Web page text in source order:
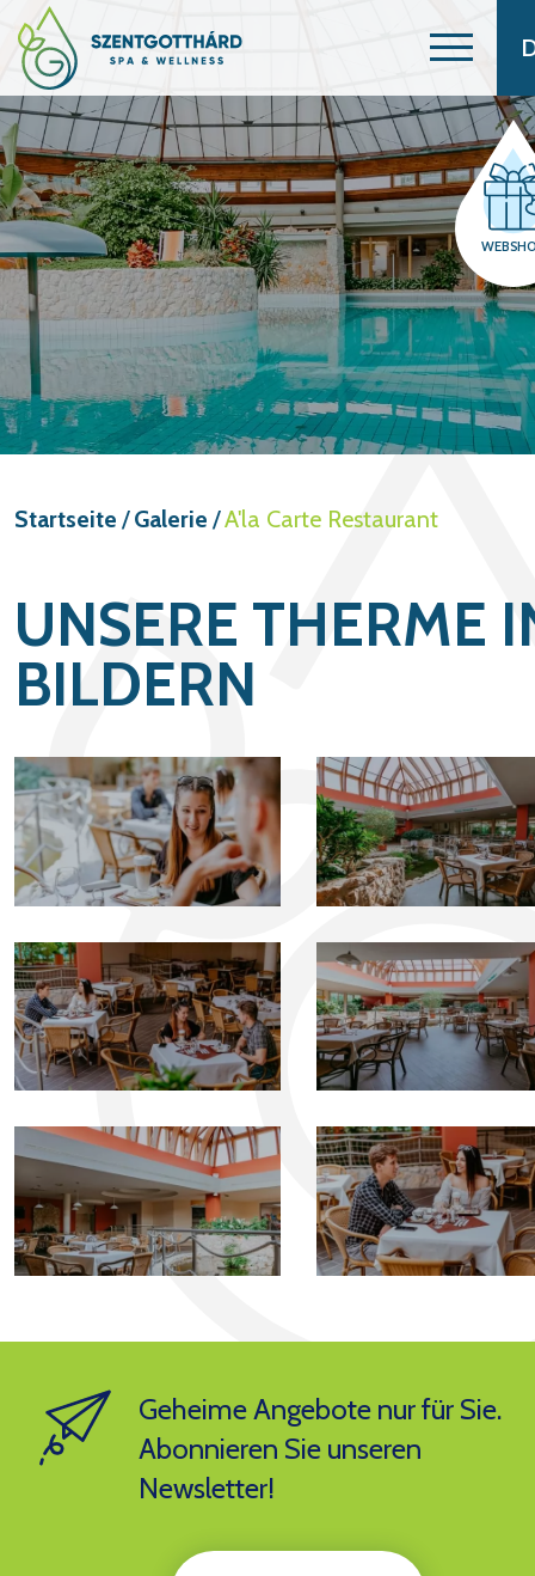
Startseite / Galerie /A'la Carte Restaurant
UNSERE THERME
BILDERN
Geheime Angebote nur für Sie.
Abonnieren Sie unseren
Newsletter!